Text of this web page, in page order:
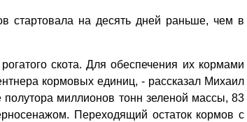
стартовала на десять дней раньше, чем в
скота. Для обеспечения их кормами
кормовых единиц, - рассказал Михаил
полутора миллионов тонн зеленой массы, 83
Переходящий остаток кормов с
Надежда
Кузьминская
Мы рады приветствовать вас
на обновленном Интернет-
ресурсе газеты «Красный
Север», который, уверены,